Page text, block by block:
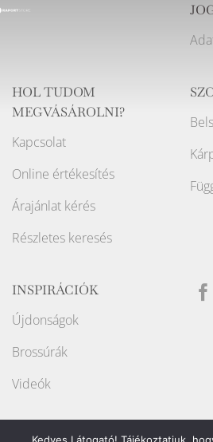
HOL TUDOM
MEGVÁSÁROLNI?
Kapcsolat
Online értékesítés
Árajánlat kérés
Részletes keresés
INSPIRÁCIÓK
Újdonságok
Brossúrák
Videók